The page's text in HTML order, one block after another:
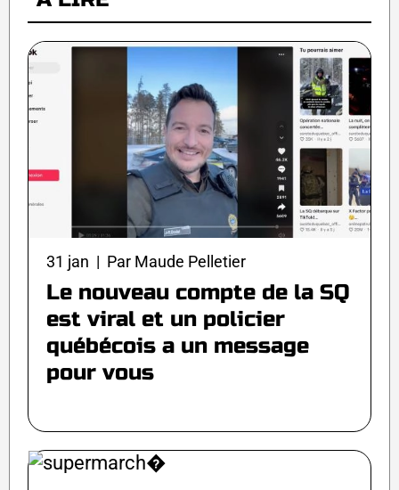
31 jan | Par Maude Pelletier
Le nouveau compte de la SQ
est viral et un policier
québécois a un message
pour vous